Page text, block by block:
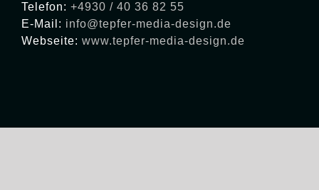
Telefon: +4930 / 40 36 82 55
E-Mail: info@tepfer-media-design.de
Webseite: www.tepfer-media-design.de